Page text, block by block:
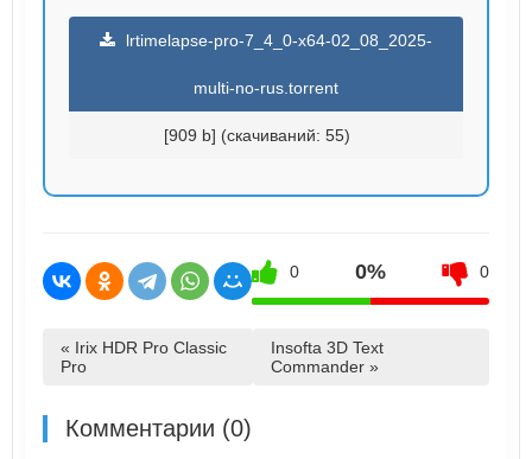
lrtimelapse-pro-7_4_0-x64-02_08_2025-
multi-no-rus.torrent
[909 b] (cкачиваний: 55)
0 0% 0
« Irix HDR Pro Classic
Pro
Insofta 3D Text
Commander »
Комментарии (0)